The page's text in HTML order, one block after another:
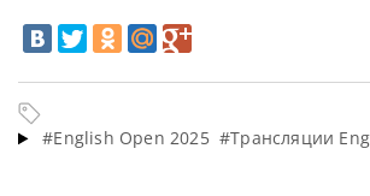
#English Open 2025 #Трансляции